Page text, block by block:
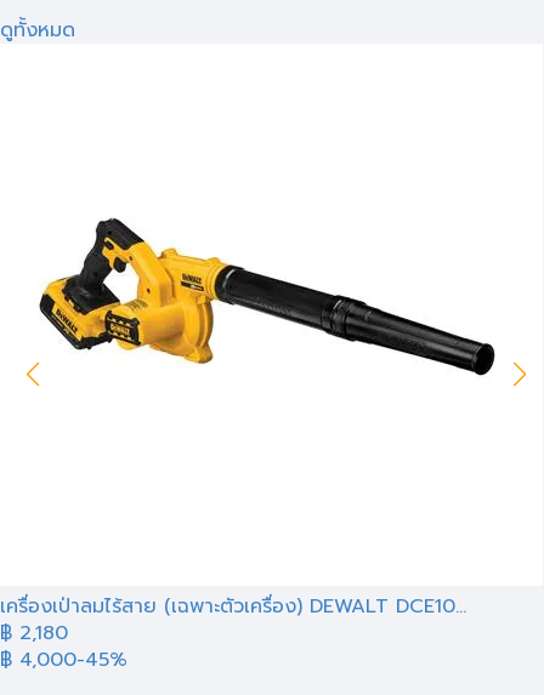
ดูทั้งหมด
เครื่องเป่าลมไร้สาย (เฉพาะตัวเครื่อง) DEWALT DCE10...
฿ 2,180
฿ 4,000-45%